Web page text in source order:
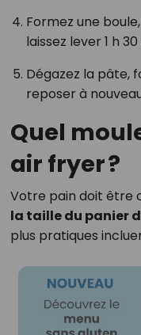
Formez une
laissez lever 1 h
Dégazez la pâte,
reposer à
Quel
air fryer ?
Votre pain doit être
la taille du panier
plus pratiques